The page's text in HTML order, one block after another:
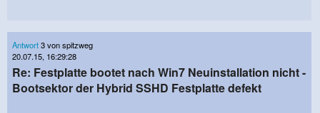
Antwort3 von spitzweg
20.07.15, 16:29:28
Re: Festplatte bootet nach Win7 Neuinstallation nicht -
Bootsektor der Hybrid SSHD Festplatte defekt